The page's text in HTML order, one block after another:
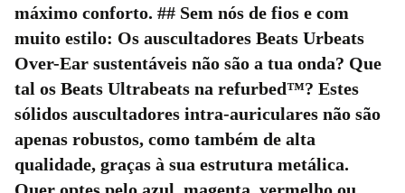
máximo conforto. ## Sem nós de fios e com
muito estilo: Os auscultadores Beats Urbeats
Over-Ear sustentáveis não são a tua onda? Que
tal os Beats Ultrabeats na refurbed™? Estes
sólidos auscultadores intra-auriculares não são
apenas robustos, como também de alta
qualidade, graças à sua estrutura metálica.